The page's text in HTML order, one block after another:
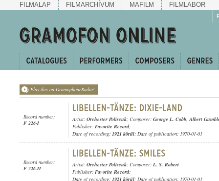
FILMALAP FILMARCHÍVUM MAFILM FILMLABOR
Play this on GramophoneRadio!
Record number:
F 226-I
Artist: Orchester Poliscuk; Composer: George L. Cobb,Albert
Publisher: Favorite Record;
Date of recording: 1921 körül; Date of publication: 1970-01-01
Record number:
F 226-II
Artist: Orchester Poliscuk; Composer: L. S. Robert
Publisher: Favorite Record;
Date of recording: 1921 körül; Date of publication: 1970-01-01